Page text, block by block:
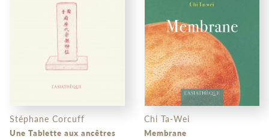
Stéphane Corcuff
Une Tablette aux ancêtres
Chi Ta-Wei
Membrane